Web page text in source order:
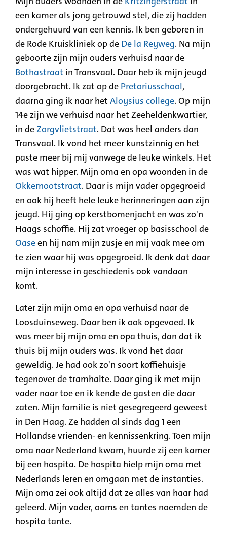
een kamer als jong getrouwd stel, die zij hadden
ondergehuurd van een kennis. Ik ben geboren in
de Rode Kruiskliniek op de De la Reyweg. Na mijn
geboorte zijn mijn ouders verhuisd naar de
Bothastraat inTransvaal. Daar heb ik mijn jeugd
doorgebracht. Ik zat op de Pretoriusschool,
daarna ging ik naar het Aloysius college. Op mijn
14e zijn we verhuisd naar het Zeeheldenkwartier,
in deZorgvlietstraat. Dat was heel anders dan
Transvaal. Ik vond het meer kunstzinnig en het
paste meer bij mij vanwege de leuke winkels. Het
was wat hipper. Mijn oma en opa woonden in de
Okkernootstraat. Daar is mijn vader opgegroeid
en ook hij heeft hele leuke herinneringen aan zijn
jeugd. Hij ging op kerstbomenjacht en was zo'n
Haags schoffie. Hij zat vroeger op basisschool de
Oaseen hij nam mijn zusje en mij vaak mee om
te zien waar hij was opgegroeid. Ik denk dat daar
mijn interesse in geschiedenis ook vandaan
komt.
Later zijn mijn oma en opa verhuisd naar de
Loosduinseweg. Daar ben ik ook opgevoed. Ik
was meer bij mijn oma en opa thuis, dan dat ik
thuis bij mijn ouders was. Ik vond het daar
geweldig. Je had ook zo'n soort koffiehuisje
tegenover de tramhalte. Daar ging ik met mijn
vader naar toe en ik kende de gasten die daar
zaten. Mijn familie is niet gesegregeerd geweest
in Den Haag. Ze hadden al sinds dag 1 een
Hollandse vrienden- en kennissenkring. Toen mijn
oma naar Nederland kwam, huurde zij een kamer
bij een hospita. De hospita hielp mijn oma met
Nederlands leren en omgaan met de instanties.
Mijn oma zei ook altijd dat ze alles van haar had
geleerd. Mijn vader, ooms en tantes noemden de
hospita tante.